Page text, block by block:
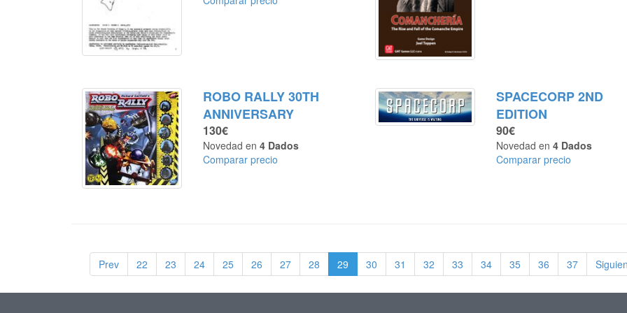
ROBO RALLY 30TH
ANNIVERSARY
130€
Novedad en4 Dados
Comparar precio
SPACECORP 2ND
EDITION
90€
Novedad en4 Dados
Comparar precio
Prev 22 23 24 25 26 27 28 29 30 31 32 33 34 35 36 37